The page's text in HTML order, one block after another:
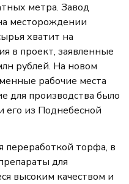
метра. Завод
месторождении
хватит на
в проект, заявленные
рублей. На новом
рабочие места
для производства было
его из Поднебесной
переработкой торфа, в
для
высоким качеством и